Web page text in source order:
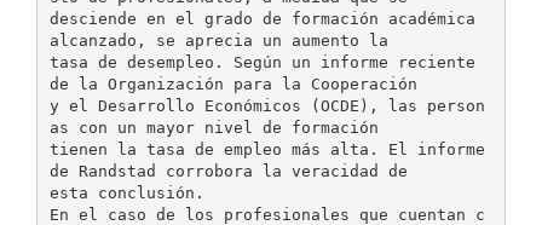
desciende en el grado de formación académica
alcanzado, se aprecia un aumento la
tasa de desempleo. Según un informe reciente
de la Organización para la Cooperación
y el Desarrollo Económicos (OCDE), las person
as con un mayor nivel de formación
tienen la tasa de empleo más alta. El informe
de Randstad corrobora la veracidad de
esta conclusión.
En el caso de los profesionales que cuentan c